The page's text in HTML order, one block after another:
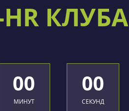
HR КЛУБА
00
МИНУТ
00
СЕКУНД